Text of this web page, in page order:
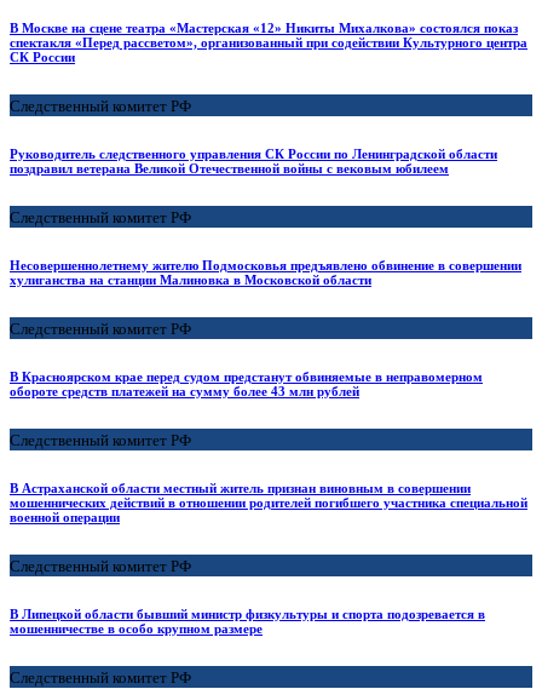
В Москве на сцене театра «Мастерская «12» Никиты Михалкова» состоялся показ
спектакля «Перед рассветом», организованный при содействии Культурного центра
СК России
Следственный комитет РФ
Руководитель следственного управления СК России по Ленинградской области
поздравил ветерана Великой Отечественной войны с вековым юбилеем
Следственный комитет РФ
Несовершеннолетнему жителю Подмосковья предъявлено обвинение в совершении
хулиганства на станции Малиновка в Московской области
Следственный комитет РФ
В Красноярском крае перед судом предстанут обвиняемые в неправомерном
обороте средств платежей на сумму более 43 млн рублей
Следственный комитет РФ
В Астраханской области местный житель признан виновным в совершении
мошеннических действий в отношении родителей погибшего участника специальной
военной операции
Следственный комитет РФ
В Липецкой области бывший министр физкультуры и спорта подозревается в
мошенничестве в особо крупном размере
Следственный комитет РФ